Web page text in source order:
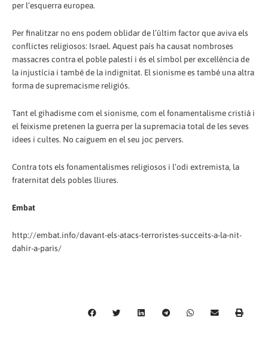
per l’esquerra europea.
Per finalitzar no ens podem oblidar de l’últim factor que aviva els
conflictes religiosos: Israel. Aquest país ha causat nombroses
massacres contra el poble palestí i és el símbol per excel·lència de
la injustícia i també de la indignitat. El sionisme es també una altra
forma de supremacisme religiós.
Tant el gihadisme com el sionisme, com el fonamentalisme cristià i
el feixisme pretenen la guerra per la supremacia total de les seves
idees i cultes. No caiguem en el seu joc pervers.
Contra tots els fonamentalismes religiosos i l’odi extremista, la
fraternitat dels pobles lliures.
Embat
http://embat.info/davant-els-atacs-terroristes-succeits-a-la-nit-
dahir-a-paris/